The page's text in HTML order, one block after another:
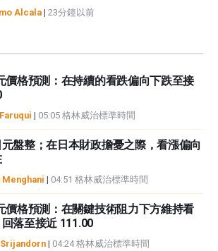
Alcala | 23分鐘以前
價格預測：在持續的看跌偏向下跌至接
| 05:05 格林威治標準時間
盤整；在日本財政擔憂之際，看漲偏向
Menghani | 04:51 格林威治標準時間
價格預測：在關鍵技術阻力下方維持看
落至接近 111.00
| 04:24 格林威治標準時間